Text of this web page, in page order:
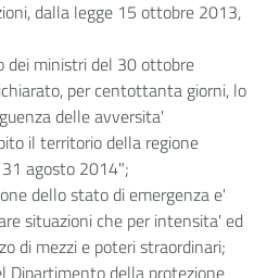
dalla legge 15 ottobre 2013,
dei ministri del 30 ottobre
per centottanta giorni, lo
delle avversita'
il territorio della regione
agosto 2014";
dello stato di emergenza e'
situazioni che per intensita' ed
di mezzi e poteri straordinari;
Dipartimento della protezione